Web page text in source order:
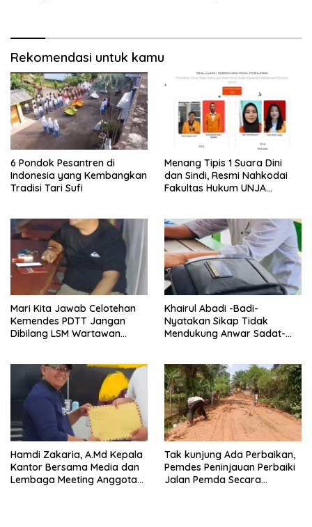
Rekomendasi untuk kamu
6 Pondok Pesantren di
Indonesia yang Kembangkan
Tradisi Tari Sufi
Menang Tipis 1 Suara Dini
dan Sindi, Resmi Nahkodai
Fakultas Hukum UNJA
Mari Kita Jawab Celotehan
Kemendes PDTT Jangan
Dibilang LSM Wartawan
langsung Beritakan
Khairul Abadi -Badi-
Nyatakan Sikap Tidak
Mendukung Anwar Sadat-
Hamdi Zakaria, A.Md Kepala
Kantor Bersama Media dan
Lembaga Meeting Anggota
Tak kunjung Ada Perbaikan,
Pemdes Peninjauan Perbaiki
Jalan Pemda Secara